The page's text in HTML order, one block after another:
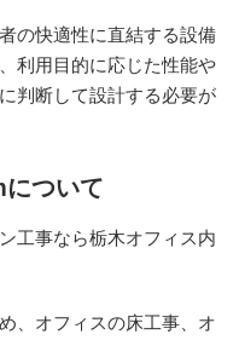
の快適性に直結する設備
利用目的に応じた性能や
判断して設計する必要が
ついて
工事なら栃木オフィス内
、オフィスの床工事、オ